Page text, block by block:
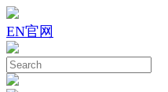
EN官网